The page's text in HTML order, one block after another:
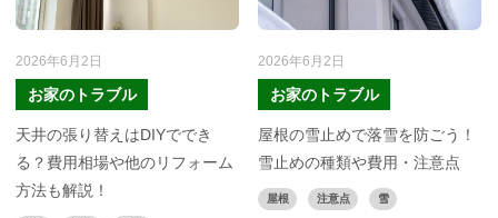
2026年6月2日
お家のトラブル
天井の張り替えはDIYででき
る？費用相場や他のリフォーム
方法も解説！
2026年6月2日
お家のトラブル
屋根の雪止めで落雪を防ごう！
雪止めの種類や費用・注意点
屋根 注意点 雪